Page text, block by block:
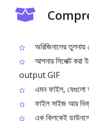
অরিজিনালের
আপনার সিলেক্ট করা
output GIF
এমন ফাইল, যেগুলো
ফাইল সাইজ আর
এক ক্লিকেই